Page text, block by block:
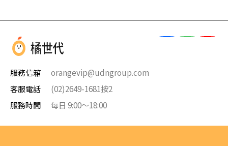
服務信箱
orangevip@udngroup.com
客服電話
(02)2649-1681按2
服務時間
每日 9:00～18:00